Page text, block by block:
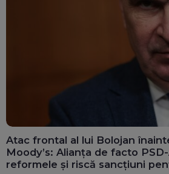
Atac frontal al lui Bolojan
Moody’s: Alianța de facto
reformele și riscă sancțiuni